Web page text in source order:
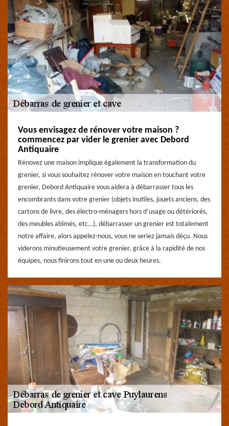
Vous envisagez de rénover votre maison ?
commencez par vider le grenier avec Debord
Antiquaire
Rénovez une maison implique également la transformation du
grenier, si vous souhaitez rénover votre maison en touchant votre
grenier, Debord Antiquaire vous aidera à débarrasser tous les
encombrants dans votre grenier (objets inutiles, jouets anciens, des
cartons de livre, des électro-ménagers hors d’usage ou détériorés,
des meubles abîmés, etc…), débarrasser un grenier est totalement
notre affaire, alors appelez-nous, vous ne seriez jamais déçu. Nous
viderons minutieusement votre grenier, grâce à la rapidité de nos
équipes, nous finirons tout en une ou deux heures.